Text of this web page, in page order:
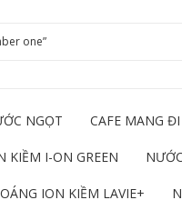
one”
NGỌT CAFE MANG ĐI
KIỀM I-ON GREEN
ION KIỀM LAVIE+